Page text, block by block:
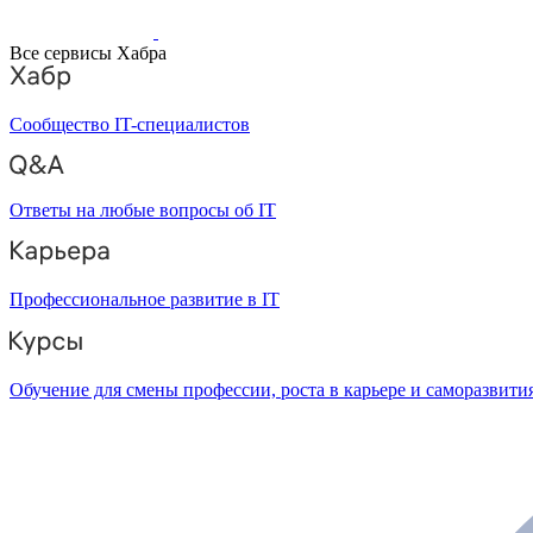
Все сервисы Хабра
Сообщество IT-специалистов
Ответы на любые вопросы об IT
Профессиональное развитие в IT
Обучение для смены профессии, роста в карьере и